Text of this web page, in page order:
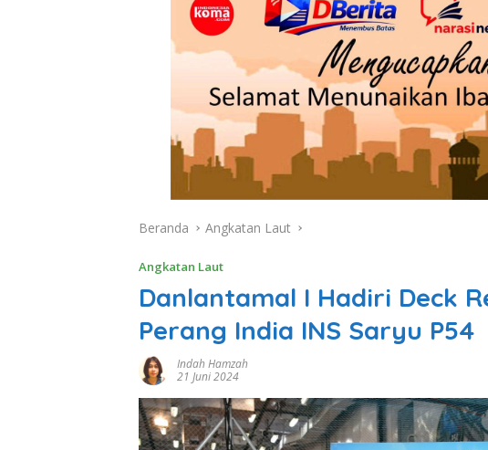
Beranda Angkatan Laut
Angkatan Laut
Danlantamal I Hadiri Deck
Perang India INS Saryu P54
Indah Hamzah
21 Juni 2024